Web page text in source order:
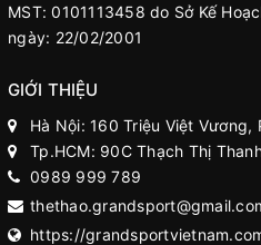
MST: 0101113458 do Sở Kế
ngày: 22/02/2001
GIỚI THIỆU
Hà Nội: 160 Triệu Việt Vương,
Tp.HCM: 90C Thạch Thị
0989 999 789
https://